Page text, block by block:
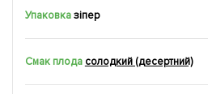
Упаковказіпер
Смак плода солодкий (десертний)